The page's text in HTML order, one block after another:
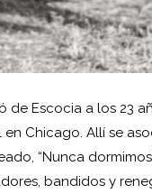
de Escocia a los 23
Chicago. Allí se
“Nunca
bandidos y